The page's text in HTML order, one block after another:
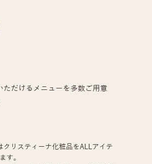
ただけるメニューを​多数ご用意
クリスティーナ化粧品をALLアイテ
す。